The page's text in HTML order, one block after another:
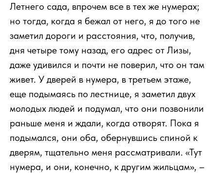
Летнего сада, впрочем все в тех же нумерах;
но тогда, когда я бежал от него, я до того не
заметил дороги и расстояния, что, получив,
дня четыре тому назад, его адрес от Лизы,
даже удивился и почти не поверил, что он там
живет. У дверей в нумера, в третьем этаже,
еще подымаясь по лестнице, я заметил двух
молодых людей и подумал, что они позвонили
раньше меня и ждали, когда отворят. Пока я
подымался, они оба, обернувшись спиной к
дверям, тщательно меня рассматривали. «Тут
нумера, и они, конечно, к другим жильцам», –